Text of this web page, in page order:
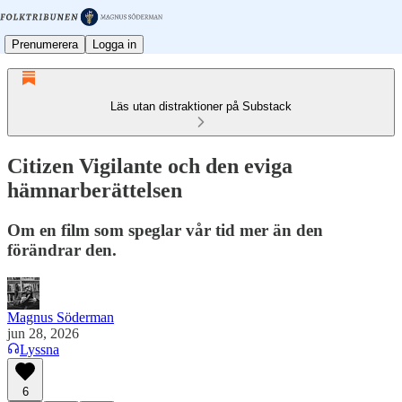
Prenumerera Logga in
Läs utan distraktioner på Substack
Citizen Vigilante och den eviga
hämnarberättelsen
Om en film som speglar vår tid mer än den
förändrar den.
Magnus Söderman
jun 28, 2026
Lyssna
6